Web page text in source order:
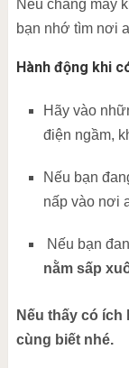
Nếu chẳng may
bạn nhớ tìm nơi
Hành động khi
Hãy vào
điện ngầm,
Nếu bạn
nấp vào nơi
Nếu bạn
nằm sấp
Nếu thấy có
cùng biết nhé.